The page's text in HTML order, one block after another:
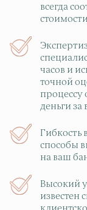
всегда
часов и
точной
процессу
деньги
способы
на ваш
Высокий
известен